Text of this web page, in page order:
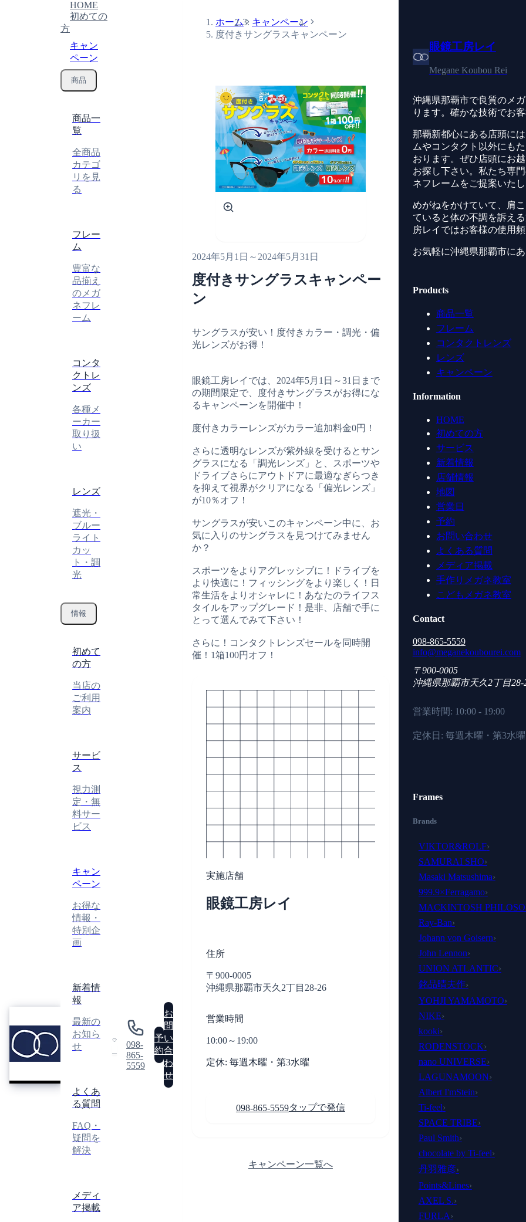
GLASSES
ATELIER
REI
HOME
初めての
方
キャン
ペーン
商品
商品一
覧
全商品
カテゴ
リを見
る
フレー
ム
豊富な
品揃え
のメガ
ネフレ
ーム
コンタ
クトレ
ンズ
各種メ
ーカー
取り扱
い
レンズ
遮光・
ブルー
ライト
カッ
ト・調
光
情報
初めて
の方
当店の
ご利用
案内
サービ
ス
視力測
定・無
料サー
ビス
キャン
ペーン
お得な
情報・
特別企
画
新着情
報
最新の
お知ら
せ
よくあ
る質問
FAQ・
疑問を
解決
メディ
ア掲載
098-
865-
5559
予
約
お
問
い
合
わ
せ
ホーム
キャンペーン
度付きサングラスキャンペーン
2024年5月1日 ～ 2024年5月31日
度付きサングラスキャンペー
ン
サングラスが安い！度付きカラー・調光・偏
光レンズがお得！
眼鏡工房レイでは、2024年5月1日～31日まで
の期間限定で、度付きサングラスがお得にな
るキャンペーンを開催中！
度付きカラーレンズがカラー追加料金0円！
さらに透明なレンズが紫外線を受けるとサン
グラスになる「調光レンズ」と、スポーツや
ドライブさらにアウトドアに最適なぎらつき
を抑えて視界がクリアになる「偏光レンズ」
が10％オフ！
サングラスが安いこのキャンペーン中に、お
気に入りのサングラスを見つけてみません
か？
スポーツをよりアグレッシブに！ドライブを
より快適に！フィッシングをより楽しく！日
常生活をよりオシャレに！あなたのライフス
タイルをアップグレード！是非、店舗で手に
とって選んでみて下さい！
さらに！コンタクトレンズセールを同時開
催！1箱100円オフ！
実施店舗
眼鏡工房レイ
住所
〒900-0005
沖縄県那覇市天久2丁目28-26
営業時間
10:00～19:00
定休: 毎週木曜・第3水曜
098-865-5559タップで発信
キャンペーン一覧へ
眼鏡工房レイ
Megane Koubou Rei
沖縄県那覇市で良質のメ
ります。確かな技術でお
那覇新都心にある店頭に
ムやコンタクト以外にも
おります。ぜひ店頭にお
お探し下さい。私たち専
ネフレームをご提案いた
めがねをかけていて、肩
ていると体の不調を訴え
房レイではお客様の使用
お気軽に沖縄県那覇市に
Products
商品一覧
フレーム
コンタクトレンズ
レンズ
キャンペーン
Information
HOME
初めての方
サービス
新着情報
店舗情報
地図
営業日
予約
お問い合わせ
よくある質問
メディア掲載
手作りメガネ教室
こどもメガネ教室
Contact
098-865-5559
info@meganekoubourei.com
〒900-0005
沖縄県那覇市天久2丁目28-
営業時間: 10:00 - 19:00
定休日: 毎週木曜・第3水曜
Frames
Brands
VIKTOR&ROLF›
SAMURAI SHO›
Masaki Matsushima›
999.9×Ferragamo›
MACKINTOSH
Ray-Ban›
Johann von Goisern›
John Lennon›
UNION ATLANTIC›
銘品晴夫作›
YOHJI YAMAMOTO›
NIKE›
kooki›
RODENSTOCK›
nano UNIVERSE›
LAGUNAMOON›
Albert I'mStein›
Ti-feel›
SPACE TRIBE›
Paul Smith›
chocolate by Ti-feel›
丹羽雅彦›
Points&Lines›
AXEL S.›
FURLA›